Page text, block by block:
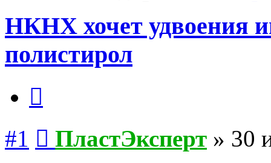
НКНХ хочет удвоения
полистирол
#1 ПластЭксперт » 30